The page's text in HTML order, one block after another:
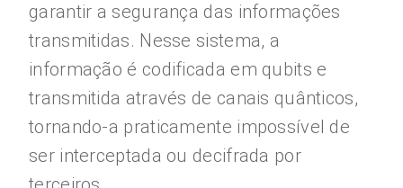
garantir a segurança das informações
transmitidas. Nesse sistema, a
informação é codificada em qubits e
transmitida através de canais quânticos,
tornando-a praticamente impossível de
ser interceptada ou decifrada por